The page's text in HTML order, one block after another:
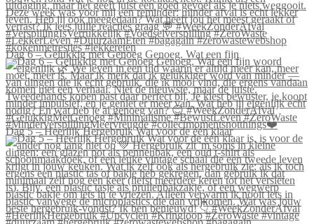
Dag 6 – Gelukkig met Genoeg Genoeg. Wat een fijn
Dag 5 – Heerlijk Hergebruik Wat voor de één klaar